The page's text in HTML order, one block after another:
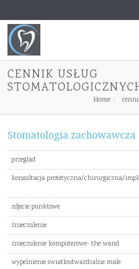
CENNIK USŁUG
Home
Stomatologia zachowawcza
przeglad
konsultacja protetyczna/chirurgiczna/
zdjecie punktowe
znieczulenie
znieczulenie komputerowe- the wand
wypelnienie swiatloutwardzalne male